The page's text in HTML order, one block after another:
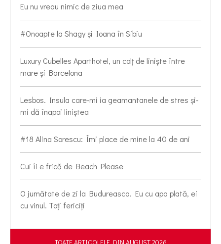
Eu nu vreau nimic de ziua mea
#Onoapte la Shagy și Ioana în Sibiu
Luxury Cubelles Aparthotel, un colț de liniște între
mare și Barcelona
Lesbos. Insula care-mi ia geamantanele de stres și-
mi dă înapoi liniștea
#18 Alina Sorescu: Îmi place de mine la 40 de ani
Cui îi e frică de Beach Please
O jumătate de zi la Budureasca. Eu cu apa plată, ei
cu vinul. Toți fericiți